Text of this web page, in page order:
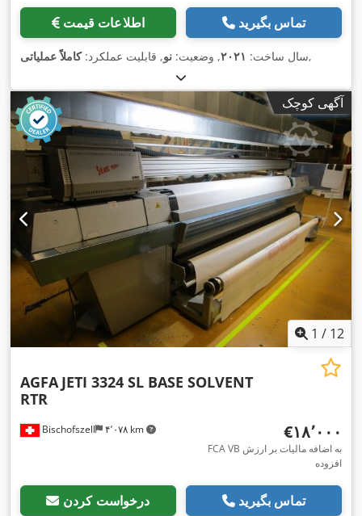
اطلاعات قیمت تماس بگیرید
سال ساخت: ۲۰۲۱, وضعیت: نو, قابلیت عملکرد:کاملاً عملیاتی ,
آگهی کوچک
1 / 12
Bischofszell ۴٬۰۷۸ km
AGFA JETI 3324 SL BASE SOLVENT
RTR
‎€۱۸٬۰۰۰
FCA VB به اضافه مالیات بر ارزش
افزوده
درخواست کردن تماس بگیرید